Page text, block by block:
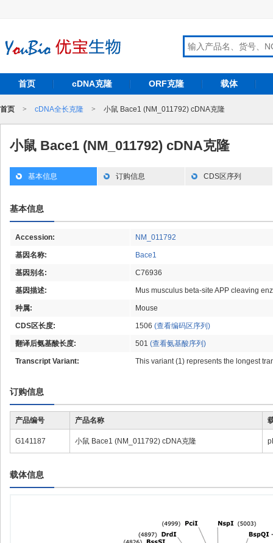
首页 cDNA克隆 ORF克隆 载体
首页 > cDNA全长克隆 > 小鼠 Bace1 (NM_011792) cDNA克隆
小鼠 Bace1 (NM_011792) cDNA克隆
基本信息 订购信息 CDS区序列
基本信息
Accession: NM_011792
基因名称: Bace1
基因别名: C76936
基因描述: Mus musculus beta-site APP cleaving
种属: Mouse
CDS区长度: 1506 (查看编码区序列)
翻译后氨基酸长度: 501 (查看氨基酸序列)
Transcript Variant: This variant (1) represents the longest
订购信息
产品编号 产品名称
G141187 小鼠 Bace1 (NM_011792) cDNA克隆
载体信息